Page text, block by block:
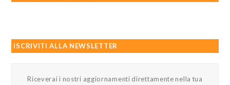
ISCRIVITI ALLA NEWSLETTER
Riceverai i nostri aggiornamenti direttamente nella tua